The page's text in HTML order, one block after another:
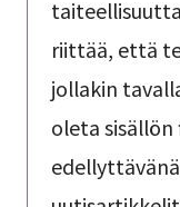
riittää, että
jollakin
oleta